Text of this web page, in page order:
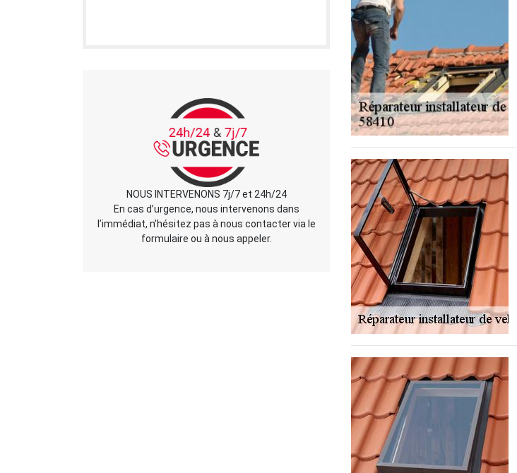
NOUS INTERVENONS 7j/7 et 24h/24
En cas d’urgence, nous intervenons dans
l’immédiat, n’hésitez pas à nous contacter via le
formulaire ou à nous appeler.